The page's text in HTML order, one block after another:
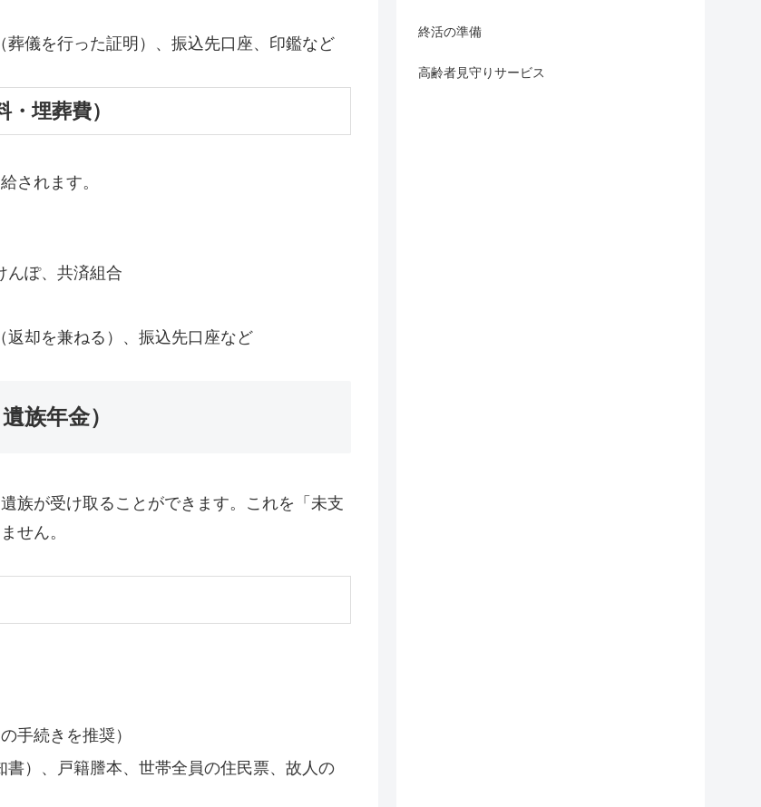
儀を行った証明）、振込先口座、印鑑など
埋葬費）
されます。
んぽ、共済組合
却を兼ねる）、振込先口座など
族年金）
族が受け取ることができます。これを「未支
せん。
手続きを推奨）
）、戸籍謄本、世帯全員の住民票、故人の
終活の準備
高齢者見守りサービス